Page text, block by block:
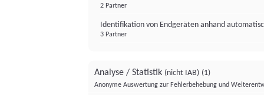
2 Partner
Identifikation von Endgeräten anhand
3 Partner
Analyse / Statistik (nicht IAB) (1)
Anonyme Auswertung zur Fehlerbehebung und